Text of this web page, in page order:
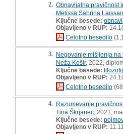
2. Obnavljalna pravičnost
Melissa Sabrina
Ključne besede:
Objavljeno v RUP:
Celotno besedilo
3. Negovanje mišljenja
Neža Košir, 2022,
Ključne besede:
Objavljeno v RUP:
Celotno besedilo
4. Razumevanje
Tina Škrjanec , 2021,
Ključne besede:
Objavljeno v RUP: